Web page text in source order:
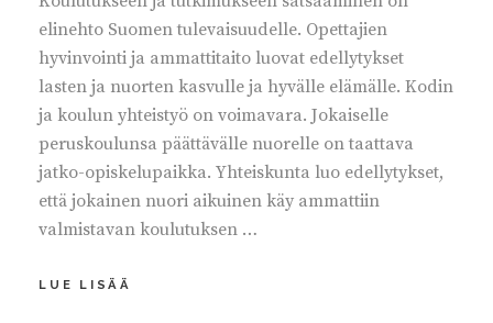
elinehto Suomen tulevaisuudelle. Opettajien
hyvinvointi ja ammattitaito luovat edellytykset
lasten ja nuorten kasvulle ja hyvälle elämälle. Kodin
ja koulun yhteistyö on voimavara. Jokaiselle
peruskoulunsa päättävälle nuorelle on taattava
jatko-opiskelupaikka. Yhteiskunta luo edellytykset,
että jokainen nuori aikuinen käy ammattiin
valmistavan koulutuksen …
LUE LISÄÄ